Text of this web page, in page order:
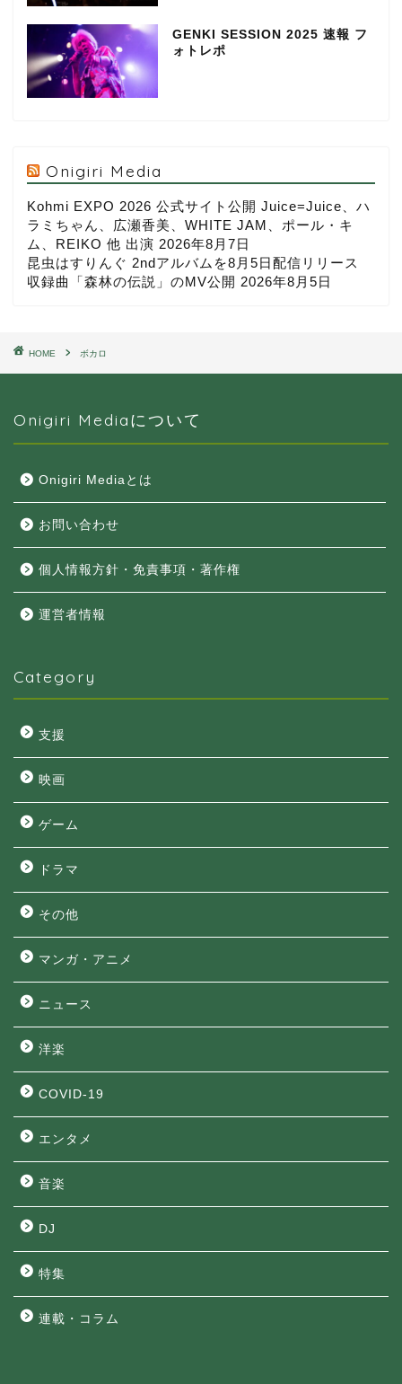
GENKI SESSION 2025 速報 フ
ォトレポ
Onigiri Media
Kohmi EXPO 2026 公式サイト公開 Juice=Juice、ハ
ラミちゃん、広瀬香美、WHITE JAM、ポール・キ
ム、REIKO 他 出演 2026年8月7日
昆虫はすりんぐ 2ndアルバムを8月5日配信リリース
収録曲「森林の伝説」のMV公開 2026年8月5日
HOME ボカロ
Onigiri Mediaについて
Onigiri Mediaとは
お問い合わせ
個人情報方針・免責事項・著作権
運営者情報
Category
支援
映画
ゲーム
ドラマ
その他
マンガ・アニメ
ニュース
洋楽
COVID-19
エンタメ
音楽
DJ
特集
連載・コラム